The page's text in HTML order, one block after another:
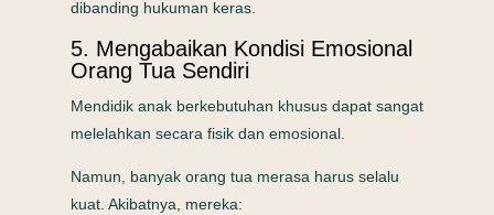
dibanding hukuman keras.
5. Mengabaikan Kondisi Emosional
Orang Tua Sendiri
Mendidik anak berkebutuhan khusus dapat sangat
melelahkan secara fisik dan emosional.
Namun, banyak orang tua merasa harus selalu
kuat. Akibatnya, mereka: